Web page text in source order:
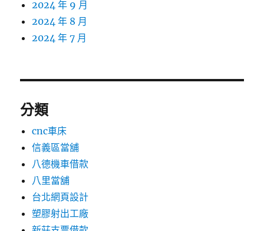
2024 年 9 月
2024 年 8 月
2024 年 7 月
分類
cnc車床
信義區當舖
八德機車借款
八里當舖
台北網頁設計
塑膠射出工廠